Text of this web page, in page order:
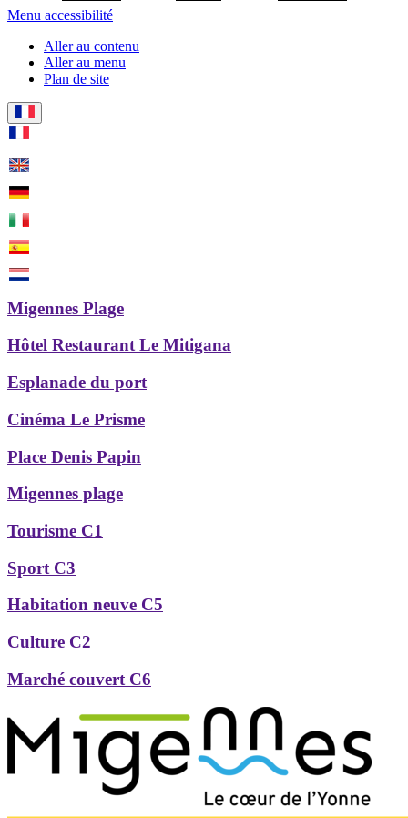
Menu accessibilité
Aller au contenu
Aller au menu
Plan de site
Migennes Plage
Hôtel Restaurant Le Mitigana
Esplanade du port
Cinéma Le Prisme
Place Denis Papin
Migennes plage
Tourisme C1
Sport C3
Habitation neuve C5
Culture C2
Marché couvert C6
Précédent
Suivant